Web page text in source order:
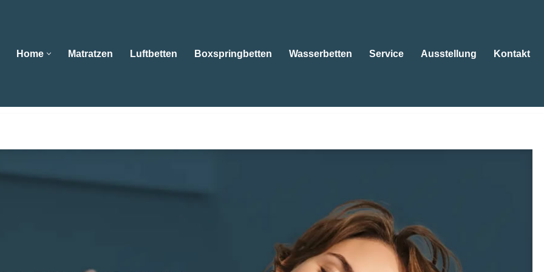
Home Matratzen Luftbetten Boxspringbetten Wasserbetten Service Ausstellung Kontakt
😴Wasserbetten, Matratzen, Boxspringbetten, Kissen. Ihre Anfrage endet hier: 😴Betten, 😴Wasserbetten,
➡️ Bettenfachgeschäft Ebert , Ihr Schlafberater. Wir bringen Sie weiter ✉.